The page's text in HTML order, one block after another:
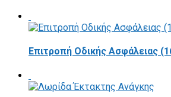
Επιτροπή Οδικής Ασφάλειας